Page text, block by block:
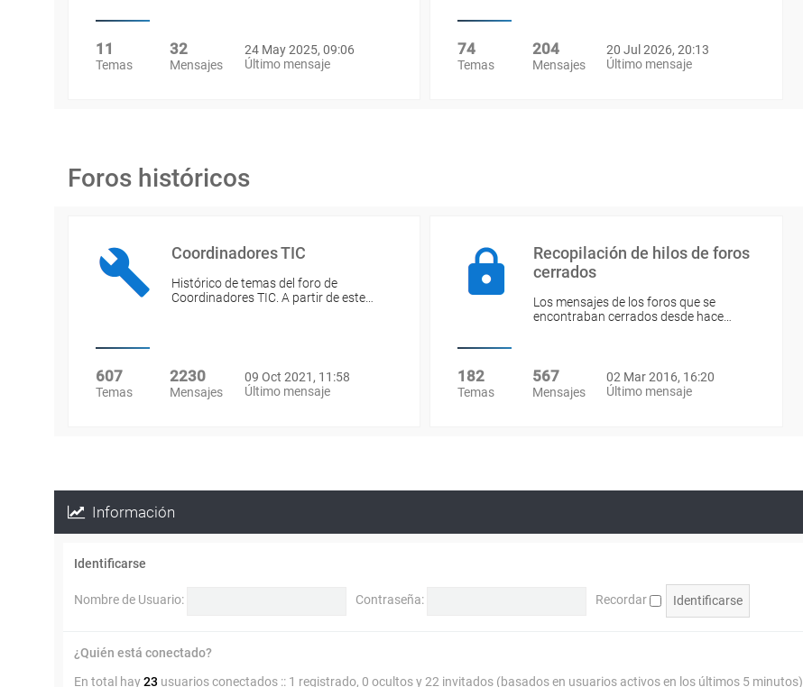
11
Temas
32
Mensajes
24 May 2025, 09:06
Último mensaje
74
Temas
204
Mensajes
20 Jul 2026, 20:13
Último mensaje
Foros históricos
Coordinadores TIC
Histórico de temas del foro de
Coordinadores TIC. A partir de este…
607
Temas
2230
Mensajes
09 Oct 2021, 11:58
Último mensaje
Recopilación de hilos de foros
cerrados
Los mensajes de los foros que se
encontraban cerrados desde hace…
182
Temas
567
Mensajes
02 Mar 2016, 16:20
Último mensaje
Información
Identificarse
Nombre de Usuario: Contraseña: Recordar
¿Quién está conectado?
En total hay23 usuarios conectados :: 1 registrado, 0 ocultos y 22 invitados (basados en usuarios activos en los últimos 5 minutos)